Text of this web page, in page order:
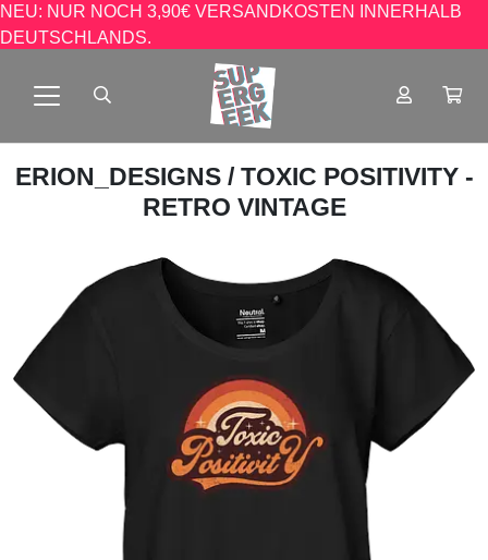
NEU: NUR NOCH 3,90€ VERSANDKOSTEN INNERHALB
DEUTSCHLANDS.
ERION_DESIGNS / TOXIC POSITIVITY -
RETRO VINTAGE